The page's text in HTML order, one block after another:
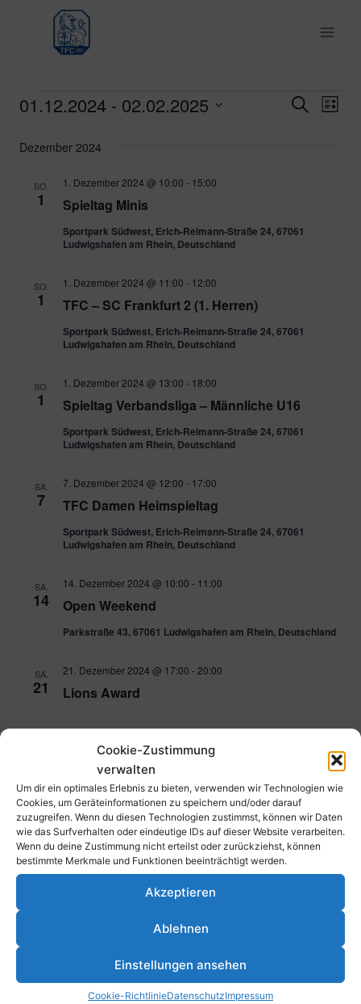
Cookie-Zustimmung
verwalten
Um dir ein optimales Erlebnis zu bieten, verwenden wir Technologien wie
Cookies, um Geräteinformationen zu speichern und/oder darauf
zuzugreifen. Wenn du diesen Technologien zustimmst, können wir Daten
wie das Surfverhalten oder eindeutige IDs auf dieser Website verarbeiten.
Wenn du deine Zustimmung nicht erteilst oder zurückziehst, können
bestimmte Merkmale und Funktionen beeinträchtigt werden.
Akzeptieren
Ablehnen
Einstellungen ansehen
Cookie-RichtlinieDatenschutzImpressum
springen
Veranstaltungen SucheListe
01.12.2024 - 02.02.2025
wählen.
Dezember 2024
SO.
1 Spieltag Minis
1. Dezember 2024 @ 10:00 - 15:00
Sportpark Südwest, Erich-Reimann-Straße 24, 67061
Ludwigshafen am Rhein, Deutschland
SO.
1 TFC – SC Frankfurt 2 (1. Herren)
1. Dezember 2024 @ 11:00 - 12:00
Sportpark Südwest, Erich-Reimann-Straße 24, 67061
Ludwigshafen am Rhein, Deutschland
SO.
1 Spieltag Verbandsliga – Männliche U16
1. Dezember 2024 @ 13:00 - 18:00
Sportpark Südwest, Erich-Reimann-Straße 24, 67061
Ludwigshafen am Rhein, Deutschland
SA.
7 TFC Damen Heimspieltag
7. Dezember 2024 @ 12:00 - 17:00
Sportpark Südwest, Erich-Reimann-Straße 24, 67061
Ludwigshafen am Rhein, Deutschland
SA.
14 Open Weekend
14. Dezember 2024 @ 10:00 - 11:00
Parkstraße 43, 67061 Ludwigshafen am Rhein, Deutschland
SA.
21 Lions Award
21. Dezember 2024 @ 17:00 - 20:00
11 TFC – Eintracht Frankfurt (1. Herren)
11. Januar 2025 @ 18:00
Sportpark Südwest, Erich-Reimann-Straße 24, 67061
Ludwigshafen am Rhein, Deutschland
SO.
Endrunde mU18
19. Januar 2025 @ 10:00-15:00
Sportpark Südwest, Erich-Reimann-Straße 24, 67061
Ludwigshafen am Rhein, Deutschland
Spieltag Männliche und Weibliche U8
19. Januar 2025 @ 10:00-15:00